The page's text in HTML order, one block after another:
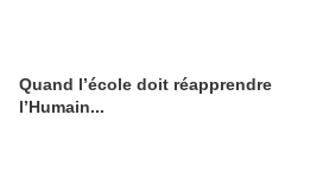
Quand l’école doit réapprendre
l’Humain...